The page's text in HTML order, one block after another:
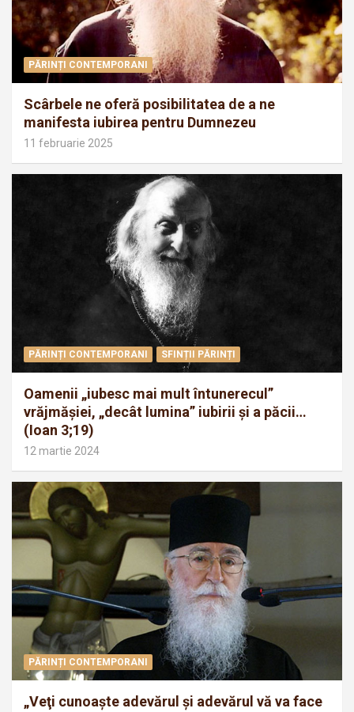
PĂRINȚI CONTEMPORANI
Scârbele ne oferă posibilitatea de a ne
manifesta iubirea pentru Dumnezeu
11 februarie 2025
PĂRINȚI CONTEMPORANI SFINȚII PĂRINȚI
Oamenii „iubesc mai mult întunerecul”
vrăjmăşiei, „decât lumina” iubirii şi a păcii…
(Ioan 3;19)
12 martie 2024
PĂRINȚI CONTEMPORANI
„Veţi cunoaşte adevărul şi adevărul vă va face